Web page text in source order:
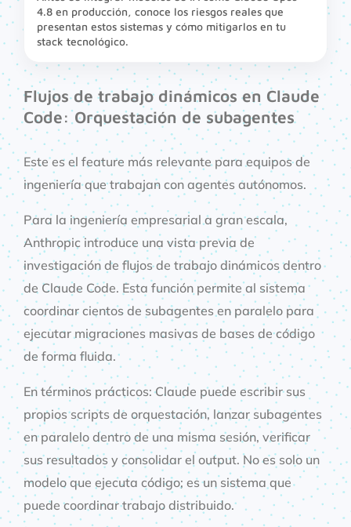
4.8 en producción, conoce los riesgos reales que
presentan estos sistemas y cómo mitigarlos en tu
stack tecnológico.
Flujos de trabajo dinámicos en Claude
Code: Orquestación de subagentes
Este es el feature más relevante para equipos de
ingeniería que trabajan con agentes autónomos.
Para la ingeniería empresarial a gran escala,
Anthropic introduce una vista previa de
investigación de flujos de trabajo dinámicos dentro
de Claude Code. Esta función permite al sistema
coordinar cientos de subagentes en paralelo para
ejecutar migraciones masivas de bases de código
de forma fluida.
En términos prácticos: Claude puede escribir sus
propios scripts de orquestación, lanzar subagentes
en paralelo dentro de una misma sesión, verificar
sus resultados y consolidar el output. No es solo un
modelo que ejecuta código; es un sistema que
puede coordinar trabajo distribuido.